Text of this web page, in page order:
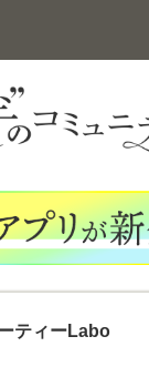
ティーLabo